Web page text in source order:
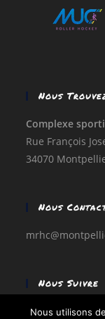
Nous
Complexe
Rue François
34070
Nous
Nous Suivre
Facebook
Nous utilisons